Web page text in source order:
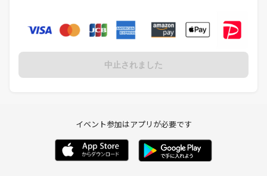
◇ 最後にひとこと
ただ、自分のペースで動けたら、それだけでちょっと気分が変わる。
そんな時間を一緒に過ごせたら、うれしいです。
中止されました
イベント参加はアプリが必要です